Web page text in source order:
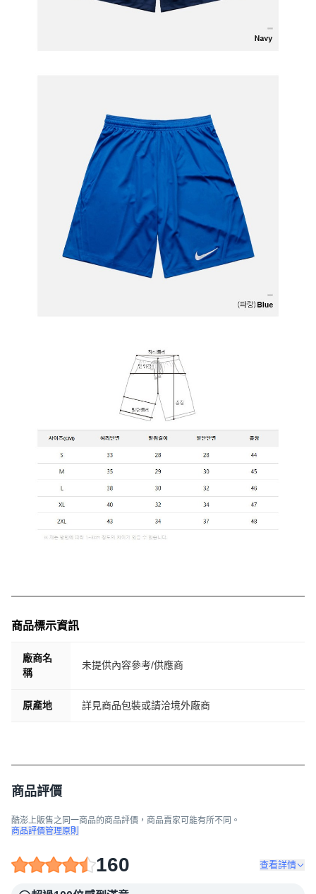
商品標示資訊
廠商名
稱
未提供內容參考/供應商
原產地 詳見商品包裝或請洽境外廠商
商品評價
酷澎上販售之同一商品的商品評價，商品賣家可能有所不同。
商品評價管理原則
160 查看詳情